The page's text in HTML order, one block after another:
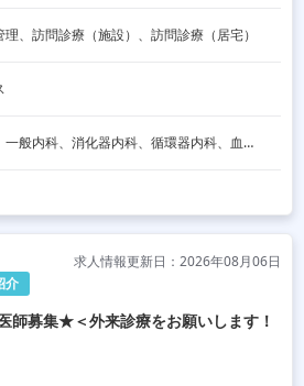
、訪問診療（施設）、訪問診療（居宅）
呼吸器内科、一般内科、消化器内科、循環器内科、血液内科、脳神経内科、内分泌内科、老人内科、一般外科、消化器外科、その他
介
求人情報更新日：2026年08月06日
師募集★＜外来診療をお願いします！